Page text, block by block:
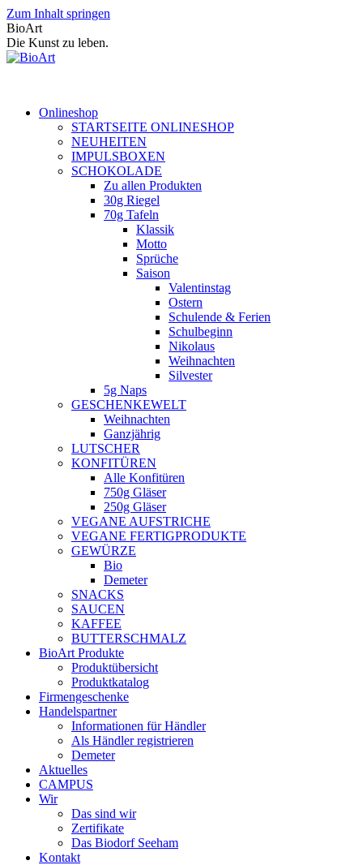
Zum Inhalt springen
BioArt
Die Kunst zu leben.
Onlineshop
STARTSEITE ONLINESHOP
NEUHEITEN
IMPULSBOXEN
SCHOKOLADE
Zu allen Produkten
30g Riegel
70g Tafeln
Klassik
Motto
Sprüche
Saison
Valentinstag
Ostern
Schulende & Ferien
Schulbeginn
Nikolaus
Weihnachten
Silvester
5g Naps
GESCHENKEWELT
Weihnachten
Ganzjährig
LUTSCHER
KONFITÜREN
Alle Konfitüren
750g Gläser
250g Gläser
VEGANE AUFSTRICHE
VEGANE FERTIGPRODUKTE
GEWÜRZE
Bio
Demeter
SNACKS
SAUCEN
KAFFEE
BUTTERSCHMALZ
BioArt Produkte
Produktübersicht
Produktkatalog
Firmengeschenke
Handelspartner
Informationen für Händler
Als Händler registrieren
Demeter
Aktuelles
CAMPUS
Wir
Das sind wir
Zertifikate
Das Biodorf Seeham
Kontakt